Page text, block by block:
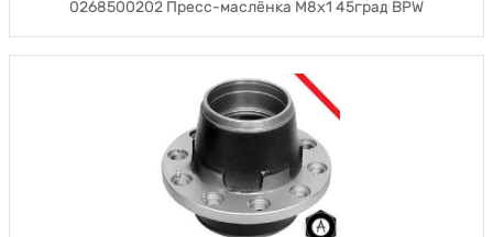
0268500202 Пресс-маслёнка М8х1 45град BPW